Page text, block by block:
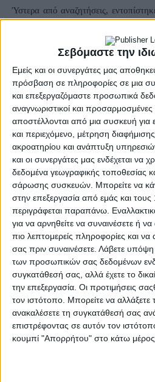
Σεβόμαστε την
Εμείς και οι συνεργάτες μας
πρόσβαση σε πληροφορίες σε μια
και επεξεργαζόμαστε προσωπικά
αναγνωριστικοί και
αποστέλλονται από μια συσκευή για
και περιεχόμενο, μέτρηση
ακροατηρίου και ανάπτυξη
και οι συνεργάτες μας ενδέχεται να
δεδομένα γεωγραφικής τοποθεσίας
σάρωσης συσκευών. Μπορείτε να
στην επεξεργασία από εμάς και
περιγράφεται παραπάνω.
για να αρνηθείτε να συναινέσετε ή
πιο λεπτομερείς πληροφορίες και να
σας πριν συναινέσετε. Λάβετε υπόψη
των προσωπικών σας δεδομένων
συγκατάθεσή σας, αλλά έχετε το
την επεξεργασία. Οι προτιμήσεις
τον ιστότοπο. Μπορείτε να αλλάξετε
ανακαλέσετε τη συγκατάθεσή σας
επιστρέφοντας σε αυτόν τον
κουμπί "Απορρήτου" στο κάτω μέρος
Ύστερα από αναζητήσεις,
-
LATEST NEWS
ΕΠΙΚΑΙΡΟΤΗΤΑ
Δυτική
Ιουλίου
ατυχήματα
admin - 5
Mνημόσυνο
θύματα της
Μακρυνεία
admin - 5
ΕΠΙΚΑΙΡΟΤΗΤΑ
Η ΕΛΟΠΥ
Μόνιμη
Βουλής των